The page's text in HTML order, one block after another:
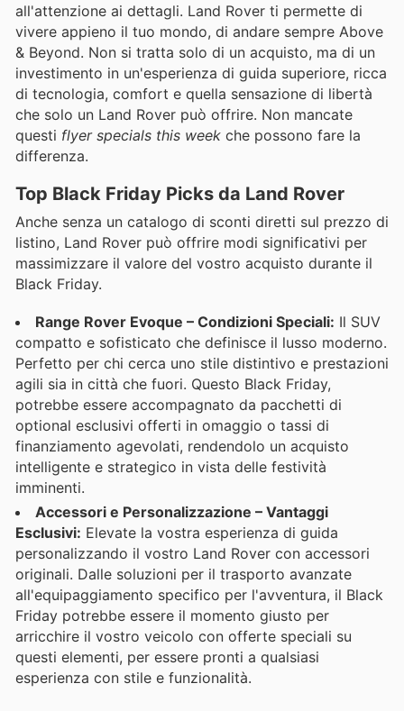
all'attenzione ai dettagli. Land Rover ti permette di
vivere appieno il tuo mondo, di andare sempre Above
& Beyond. Non si tratta solo di un acquisto, ma di un
investimento in un'esperienza di guida superiore, ricca
di tecnologia, comfort e quella sensazione di libertà
che solo un Land Rover può offrire. Non mancate
questi flyer specials this week che possono fare la
differenza.
Top Black Friday Picks da Land Rover
Anche senza un catalogo di sconti diretti sul prezzo di
listino, Land Rover può offrire modi significativi per
massimizzare il valore del vostro acquisto durante il
Black Friday.
Range Rover Evoque – Condizioni Speciali: Il SUV
compatto e sofisticato che definisce il lusso moderno.
Perfetto per chi cerca uno stile distintivo e prestazioni
agili sia in città che fuori. Questo Black Friday,
potrebbe essere accompagnato da pacchetti di
optional esclusivi offerti in omaggio o tassi di
finanziamento agevolati, rendendolo un acquisto
intelligente e strategico in vista delle festività
imminenti.
Accessori e Personalizzazione – Vantaggi
Esclusivi: Elevate la vostra esperienza di guida
personalizzando il vostro Land Rover con accessori
originali. Dalle soluzioni per il trasporto avanzate
all'equipaggiamento specifico per l'avventura, il Black
Friday potrebbe essere il momento giusto per
arricchire il vostro veicolo con offerte speciali su
questi elementi, per essere pronti a qualsiasi
esperienza con stile e funzionalità.